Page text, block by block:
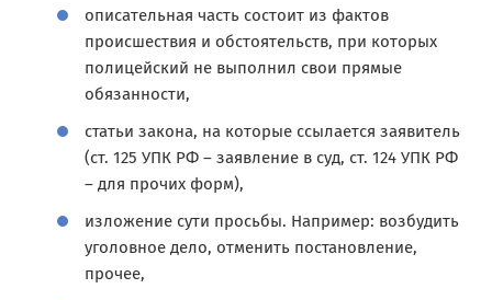
описательная часть состоит из фактов
происшествия и обстоятельств, при которых
полицейский не выполнил свои прямые
обязанности,
статьи закона, на которые ссылается заявитель
(ст. 125 УПК РФ – заявление в суд, ст. 124 УПК РФ
– для прочих форм),
изложение сути просьбы. Например: возбудить
уголовное дело, отменить постановление,
прочее,